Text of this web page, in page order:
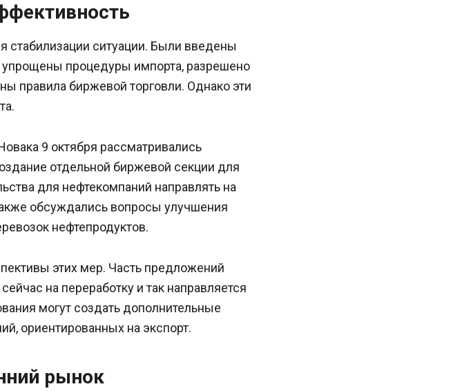
стабилизации ситуации. Были введены
упрощены процедуры импорта, разрешено
правила биржевой торговли. Однако эти
9 октября рассматривались
отдельной биржевой секции для
для нефтекомпаний направлять на
обсуждались вопросы улучшения
нефтепродуктов.
этих мер. Часть предложений
на переработку и так направляется
могут создать дополнительные
ориентированных на экспорт.
рынок